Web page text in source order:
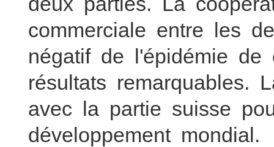
commerciale entre les
négatif de l'épidémie
résultats
avec la partie suisse
développement mondial.